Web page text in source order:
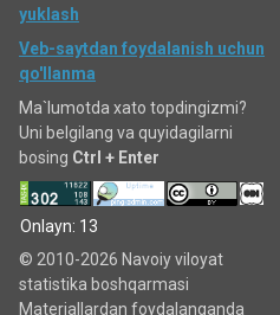
yuklash
Veb-saytdan foydalanish uchun
qo'llanma
Ma`lumotda xato topdingizmi?
Uni belgilang va quyidagilarni
bosing Ctrl + Enter
Onlayn: 13
© 2010-2026 Navoiy viloyat
statistika boshqarmasi
Materiallardan foydalanganda